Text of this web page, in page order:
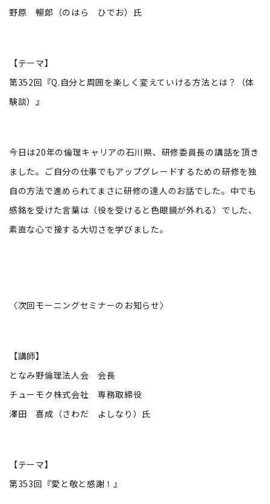
野原 暢郎（のはら ひでお）氏
【テーマ】
第352回『Q.自分と周囲を楽しく変えていける方法とは？（体
験談）』
今日は20年の倫理キャリアの石川県、研修委員長の講話を頂き
ました。ご自分の仕事でもアップグレードするための研修を独
自の方法で進められてまさに研修の達人のお話でした。中でも
感銘を受けた言葉は（役を受けると色眼鏡が外れる）でした、
素直な心で接する大切さを学びました。
〈次回モーニングセミナーのお知らせ〉
【講師】
となみ野倫理法人会 会長
チューモク株式会社 専務取締役
澤田 喜成（さわだ よしなり）氏
【テーマ】
第353回『愛と敬と感謝！』